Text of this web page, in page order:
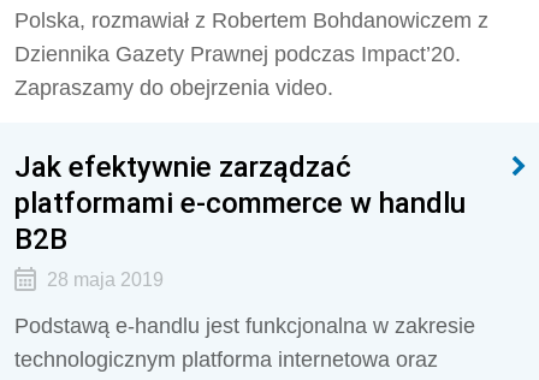
Polska, rozmawiał z Robertem Bohdanowiczem z
Dziennika Gazety Prawnej podczas Impact’20.
Zapraszamy do obejrzenia video.
Jak efektywnie zarządzać
platformami e-commerce w handlu
B2B
28 maja 2019
Podstawą e-handlu jest funkcjonalna w zakresie
technologicznym platforma internetowa oraz